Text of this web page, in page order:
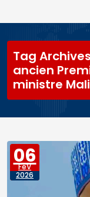
Tag
ancien
ministre Mali
06
FéV
2026